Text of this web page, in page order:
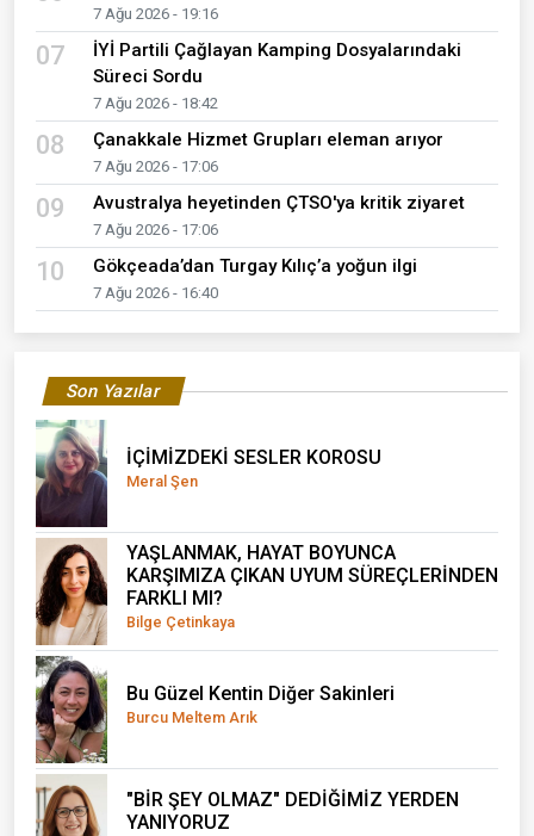
7 Ağu 2026 - 19:16
07
İYİ Partili Çağlayan Kamping Dosyalarındaki
Süreci Sordu
7 Ağu 2026 - 18:42
08 Çanakkale Hizmet Grupları eleman arıyor
7 Ağu 2026 - 17:06
09 Avustralya heyetinden ÇTSO'ya kritik ziyaret
7 Ağu 2026 - 17:06
10 Gökçeada’dan Turgay Kılıç’a yoğun ilgi
7 Ağu 2026 - 16:40
Son Yazılar
İÇİMİZDEKİ SESLER KOROSU
Meral Şen
YAŞLANMAK, HAYAT BOYUNCA
KARŞIMIZA ÇIKAN UYUM SÜREÇLERİNDEN
FARKLI MI?
Bilge Çetinkaya
Bu Güzel Kentin Diğer Sakinleri
Burcu Meltem Arık
"BİR ŞEY OLMAZ" DEDİĞİMİZ YERDEN
YANIYORUZ